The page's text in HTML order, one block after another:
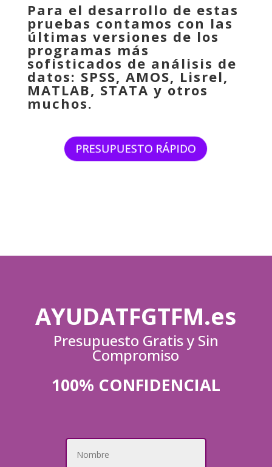
Para el desarrollo de estas
pruebas contamos con las
últimas versiones de los
programas más
sofisticados de análisis de
datos: SPSS, AMOS, Lisrel,
MATLAB, STATA y otros
muchos.
PRESUPUESTO RÁPIDO
AYUDATFGTFM.es
Presupuesto Gratis y Sin
Compromiso
100% CONFIDENCIAL